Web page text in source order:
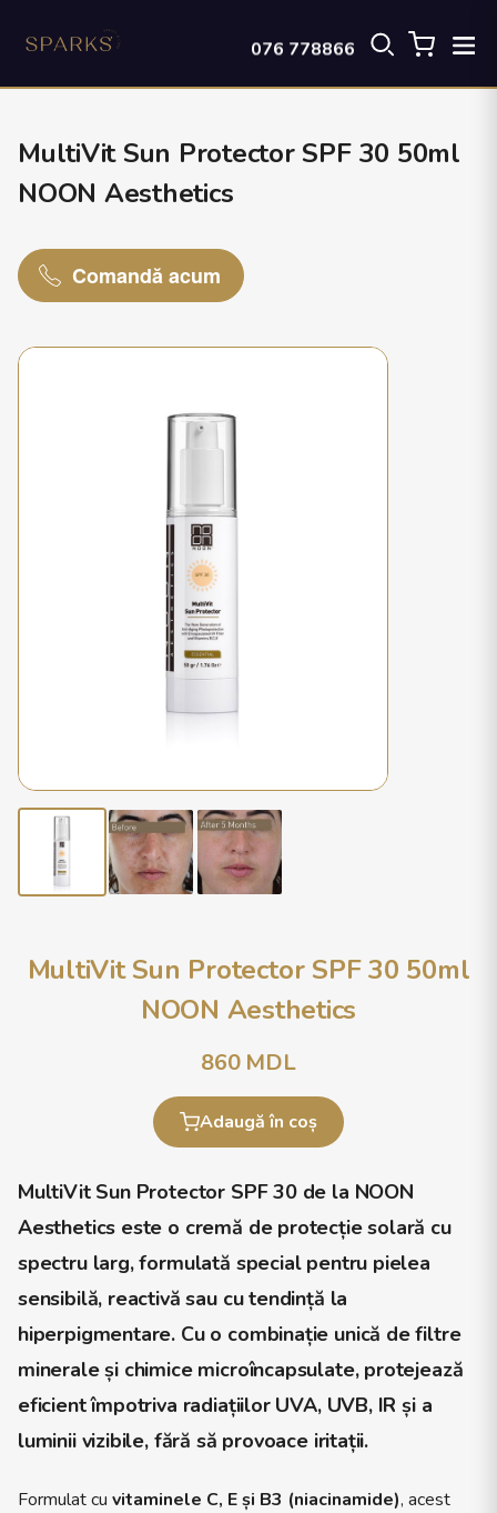
076 778866
MultiVit Sun Protector SPF 30 50ml
NOON Aesthetics
Comandă acum
MultiVit Sun Protector SPF 30 50ml
NOON Aesthetics
860MDL
Adaugă în coș
MultiVit Sun Protector SPF 30de la NOON
Aesthetics este o cremă de protecție solară cu
spectru larg, formulată special pentru pielea
sensibilă, reactivă sau cu tendință la
hiperpigmentare. Cu o combinație unică defiltre
minerale și chimice microîncapsulate, protejează
eficient împotriva radiațiilor UVA, UVB, IR și a
luminii vizibile, fără să provoace iritații.
Formulat cu vitaminele C, E și B3 (niacinamide), acest